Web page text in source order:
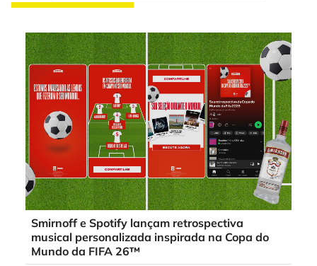
Smirnoff e Spotify lançam retrospectiva
musical personalizada inspirada na Copa do
Mundo da FIFA 26™